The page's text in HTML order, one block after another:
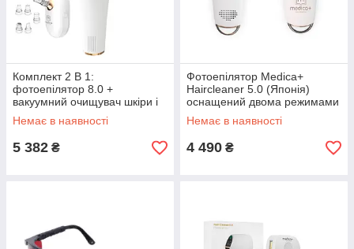
Комплект 2 В 1:
фотоепілятор 8.0 +
вакуумний очищувач шкіри і
досі 7.0
Немає в наявності
5 382 ₴
Фотоепілятор Medica+
Haircleaner 5.0 (Японія)
оснащений двома режимами
Немає в наявності
4 490 ₴